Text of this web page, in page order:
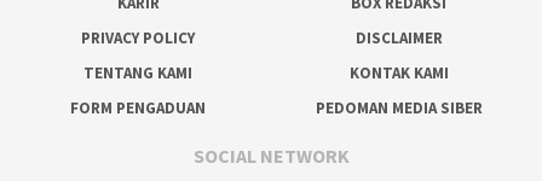
PRIVACY POLICY
DISCLAIMER
TENTANG KAMI
KONTAK KAMI
FORM PENGADUAN
PEDOMAN MEDIA SIBER
SOCIAL NETWORK